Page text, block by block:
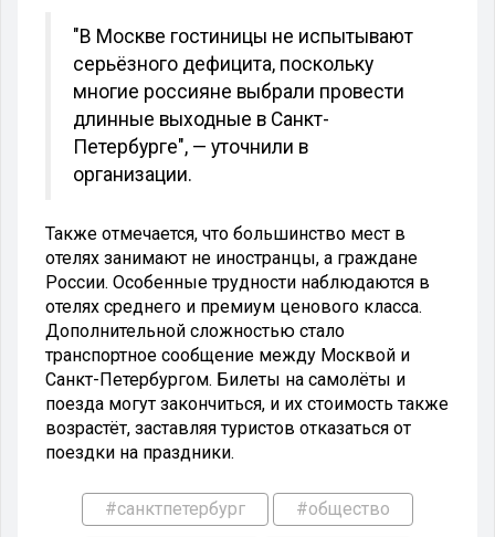
"В Москве гостиницы не испытывают
серьёзного дефицита, поскольку
многие россияне выбрали провести
длинные выходные в Санкт-
Петербурге", — уточнили в
организации.
Также отмечается, что большинство мест в
отелях занимают не иностранцы, а граждане
России. Особенные трудности наблюдаются в
отелях среднего и премиум ценового класса.
Дополнительной сложностью стало
транспортное сообщение между Москвой и
Санкт-Петербургом. Билеты на самолёты и
поезда могут закончиться, и их стоимость также
возрастёт, заставляя туристов отказаться от
поездки на праздники.
#санктпетербург #общество